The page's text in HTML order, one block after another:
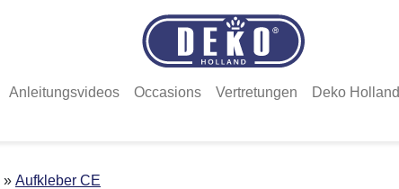
Anleitungsvideos Occasions Vertretungen Deko Holland
Aufkleber CE